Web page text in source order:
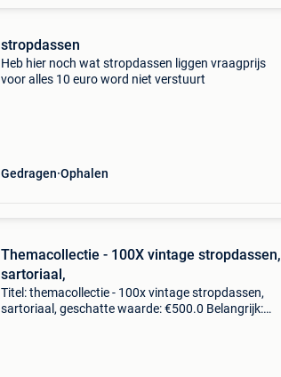
stropdassen
Heb hier noch wat stropdassen liggen vraagprijs
voor alles 10 euro word niet verstuurt
Gedragen Ophalen
Themacollectie - 100X vintage stropdassen,
sartoriaal,
Titel: themacollectie - 100x vintage stropdassen,
sartoriaal, geschatte waarde: €500.0 Belangrijk: